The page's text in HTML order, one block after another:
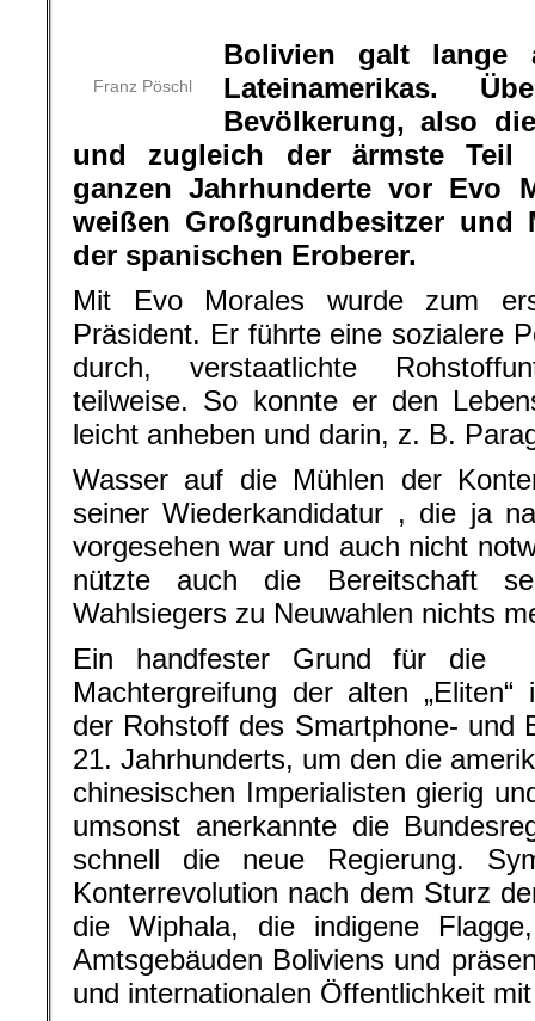
Franz Pöschl
Bolivien galt lange
Lateinamerikas.
Bevölkerung, also
und zugleich der ärmste Teil
ganzen Jahrhunderte vor Evo
weißen Großgrundbesitzer und
der spanischen Eroberer.
Mit Evo Morales wurde zum
Präsident. Er führte eine sozialere
durch, verstaatlichte
teilweise. So konnte er den
leicht anheben und darin, z. B.
Wasser auf die Mühlen der
seiner Wiederkandidatur , die ja
vorgesehen war und auch nicht
nützte auch die Bereitschaft
Wahlsiegers zu Neuwahlen nichts
Ein handfester Grund für die
Machtergreifung der alten
der Rohstoff des Smartphone- und
21. Jahrhunderts, um den die
chinesischen Imperialisten gierig
umsonst anerkannte die
schnell die neue Regierung.
Konterrevolution nach dem Sturz
die Wiphala, die indigene
Amtsgebäuden Boliviens und
und internationalen Öffentlichkeit